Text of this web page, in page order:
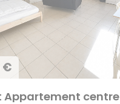
€
Appartement centre